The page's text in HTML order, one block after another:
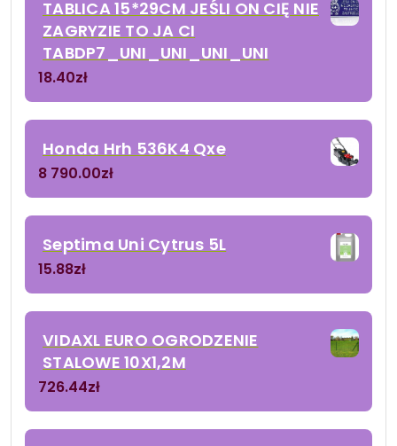
TABLICA 15*29CM JEŚLI ON CIĘ NIE
ZAGRYZIE TO JA CI
TABDP7_UNI_UNI_UNI_UNI
18.40zł
Honda Hrh 536K4 Qxe
8 790.00zł
Septima Uni Cytrus 5L
15.88zł
VIDAXL EURO OGRODZENIE
STALOWE 10X1,2M
726.44zł